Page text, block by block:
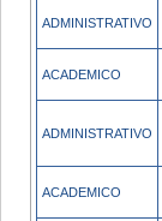
ADMINISTRATIVO
ACADEMICO
ADMINISTRATIVO
ACADEMICO